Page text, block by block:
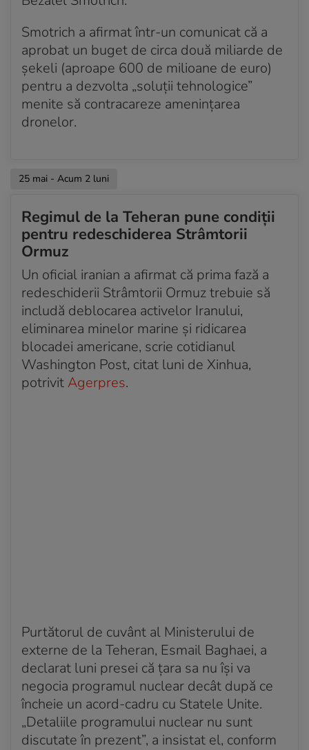
Smotrich a afirmat într-un comunicat că a
aprobat un buget de circa două miliarde de
șekeli (aproape 600 de milioane de euro)
pentru a dezvolta „soluții tehnologice”
menite să contracareze amenințarea
dronelor.
25 mai - Acum 2 luni
Regimul de la Teheran pune condiții
pentru redeschiderea Strâmtorii
Ormuz
Un oficial iranian a afirmat că prima fază a
redeschiderii Strâmtorii Ormuz trebuie să
includă deblocarea activelor Iranului,
eliminarea minelor marine și ridicarea
blocadei americane, scrie cotidianul
Washington Post, citat luni de Xinhua,
potrivitAgerpres.
Purtătorul de cuvânt al Ministerului de
externe de la Teheran, Esmail Baghaei, a
declarat luni presei că țara sa nu își va
negocia programul nuclear decât după ce
încheie un acord-cadru cu Statele Unite.
„Detaliile programului nuclear nu sunt
discutate în prezent”, a insistat el, conform